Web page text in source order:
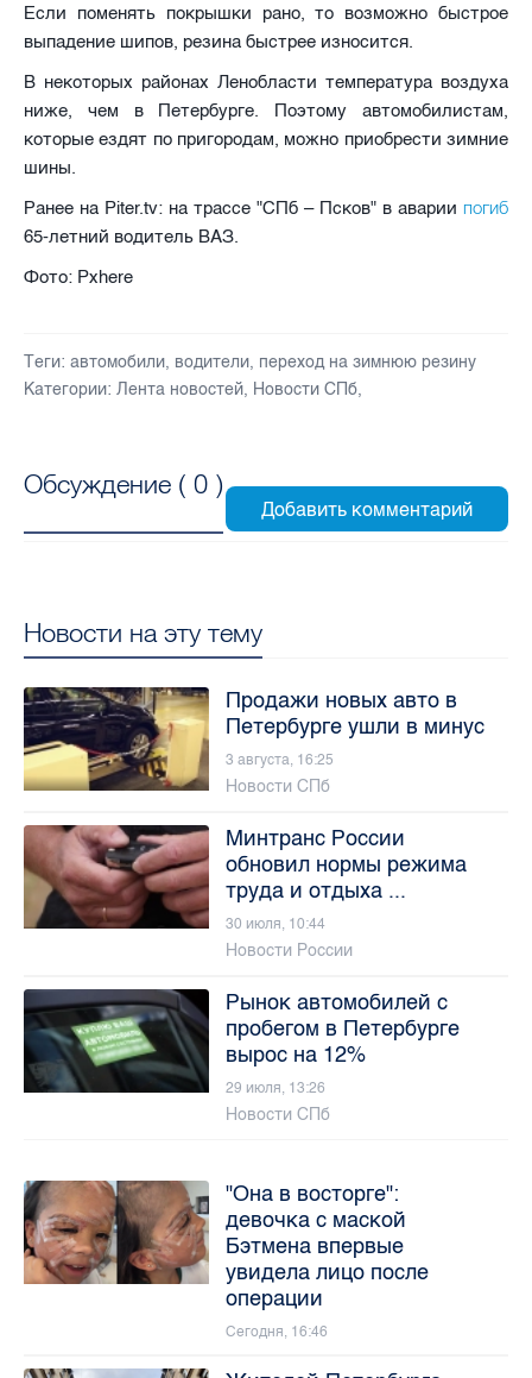
Если поменять покрышки рано, то возможно быстрое
выпадение шипов, резина быстрее износится.
В некоторых районах Ленобласти температура воздуха
ниже, чем в Петербурге. Поэтому автомобилистам,
которые ездят по пригородам, можно приобрести зимние
шины.
Ранее на Piter.tv: на трассе "СПб – Псков" в аварии погиб
65-летний водитель ВАЗ.
Фото: Pxhere
Теги: автомобили, водители, переход на зимнюю резину
Категории: Лента новостей, Новости СПб,
Обсуждение ( 0 )
Новости на эту тему
Продажи новых авто в
Петербурге ушли в минус
3 августа, 16:25
Новости СПб
Минтранс России
обновил нормы режима
труда и отдыха ...
30 июля, 10:44
Новости России
Рынок автомобилей с
пробегом в Петербурге
вырос на 12%
29 июля, 13:26
Новости СПб
"Она в восторге":
девочка с маской
Бэтмена впервые
увидела лицо после
операции
Сегодня, 16:46